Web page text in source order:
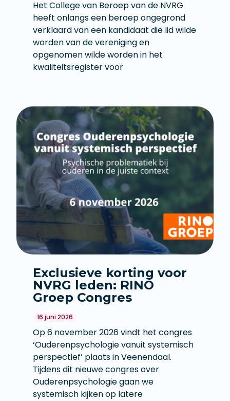
Het College van Beroep van de NVRG
heeft onlangs een beroep ongegrond
verklaard van een kandidaat die lid wilde
worden van de vereniging en
opgenomen wilde worden in het
kwaliteitsregister voor
Exclusieve korting voor
NVRG leden: RINO
Groep Congres
16 juni 2026
Op 6 november 2026 vindt het congres
‘Ouderenpsychologie vanuit systemisch
perspectief’ plaats in Veenendaal.
Tijdens dit nieuwe congres over
Ouderenpsychologie gaan we
systemisch kijken op latere